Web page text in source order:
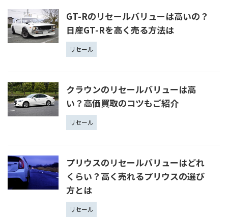
GT-Rのリセールバリューは高いの？
日産GT-Rを高く売る方法は
リセール
クラウンのリセールバリューは高
い？高価買取のコツもご紹介
リセール
プリウスのリセールバリューはどれ
くらい？高く売れるプリウスの選び
方とは
リセール